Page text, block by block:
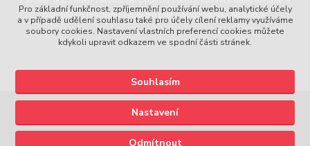
případě technického výpadku pak nejpozději do 48 hodin.
Upravit sběr cookies.
Pro základní funkčnost, zpříjemnění používání webu, analytické účely
a v případě udělení souhlasu také pro účely cílení reklamy využíváme
soubory cookies. Nastavení vlastních preferencí cookies můžete
kdykoli upravit odkazem ve spodní části stránek.
Nastavení
Souhlasím